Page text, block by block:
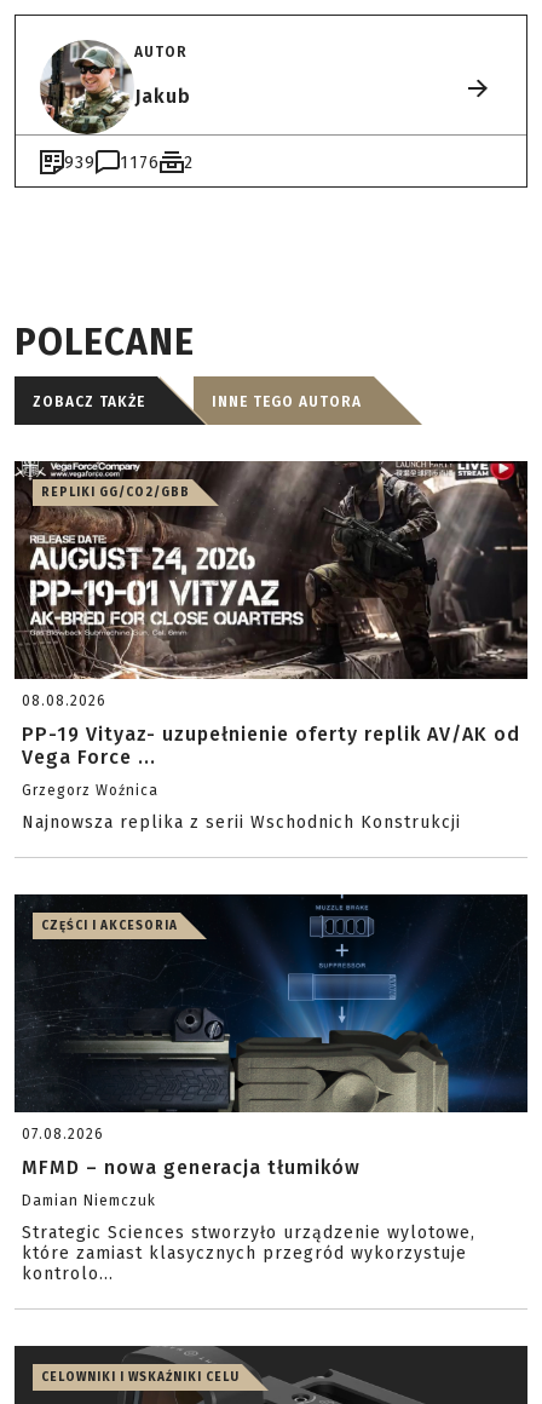
AUTOR
Jakub
939 1176 2
POLECANE
ZOBACZ TAKŻE INNE TEGO AUTORA
REPLIKI GG/CO2/GBB
08.08.2026
PP-19 Vityaz- uzupełnienie oferty replik AV/AK od
Vega Force ...
Grzegorz Woźnica
Najnowsza replika z serii Wschodnich Konstrukcji
CZĘŚCI I AKCESORIA
07.08.2026
MFMD – nowa generacja tłumików
Damian Niemczuk
Strategic Sciences stworzyło urządzenie wylotowe,
które zamiast klasycznych przegród wykorzystuje
kontrolo...
CELOWNIKI I WSKAŹNIKI CELU